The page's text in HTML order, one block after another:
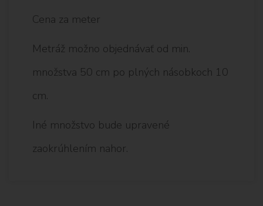
Cena za meter
Metráž možno objednávať od min.
množstva 50 cm po plných násobkoch 10
cm.
Iné množstvo bude upravené
zaokrúhlením nahor.